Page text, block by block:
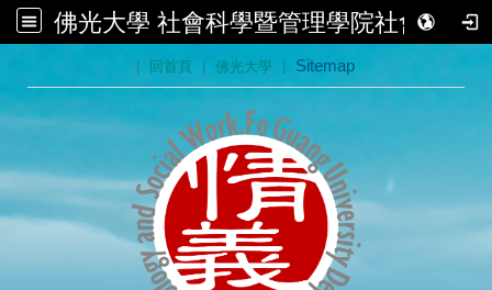
佛光大學 社會科學暨管理學院社會學系
| 回首頁 | 佛光大學 | Sitemap